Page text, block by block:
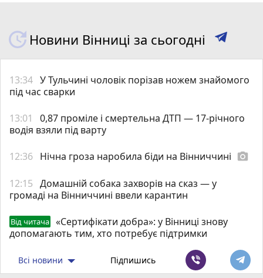
Новини Вінниці за сьогодні
13:34 У Тульчині чоловік порізав ножем знайомого
під час сварки
13:01
0,87 проміле і смертельна ДТП — 17-річного
водія взяли під варту
12:36 Нічна гроза наробила біди на Вінниччині photo_camera
12:15 Домашній собака захворів на сказ — у
громаді на Вінниччині ввели карантин
Від читача
«Сертифікати добра»: у Вінниці знову
допомагають тим, хто потребує підтримки
Всі новини Підпишись